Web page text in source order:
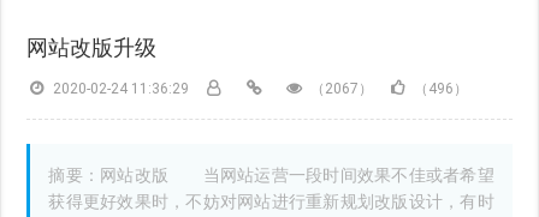
网站改版升级
2020-02-24 11:36:29 （2067） （496）
摘要：网站改版 当网站运营一段时间效果不佳或者希望
获得更好效果时，不妨对网站进行重新规划改版设计，有时